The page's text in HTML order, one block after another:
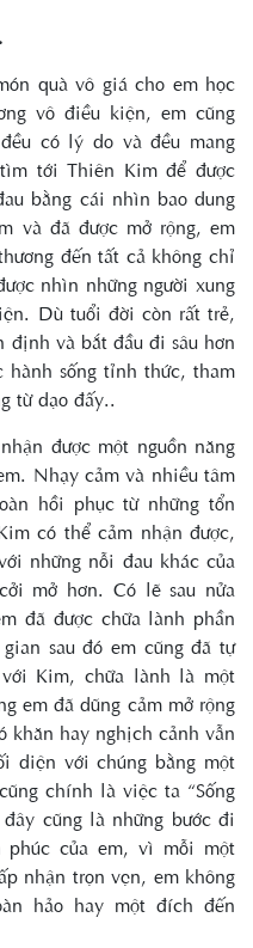
quà vô giá cho em học
vô điều kiện, em cũng
có lý do và đều mang
tới Thiên Kim để được
bằng cái nhìn bao dung
và đã được mở rộng, em
đến tất cả không chỉ
nhìn những người xung
Dù tuổi đời còn rất trẻ,
định và bắt đầu đi sâu hơn
sống tỉnh thức, tham
từ dạo đấy..
được một nguồn năng
Nhạy cảm và nhiều tâm
hồi phục từ những tổn
có thể cảm nhận được,
những nỗi đau khác của
mở hơn. Có lẽ sau nửa
đã được chữa lành phần
sau đó em cũng đã tự
Kim, chữa lành là một
em đã dũng cảm mở rộng
hay nghịch cảnh vẫn
diện với chúng bằng một
chính là việc ta “Sống
cũng là những bước đi
của em, vì mỗi một
nhận trọn vẹn, em không
hảo hay một đích đến